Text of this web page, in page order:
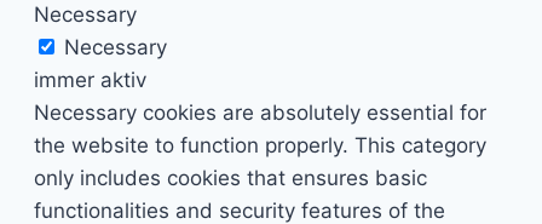
Necessary
Necessary
immer aktiv
Necessary cookies are absolutely essential for
the website to function properly. This category
only includes cookies that ensures basic
functionalities and security features of the